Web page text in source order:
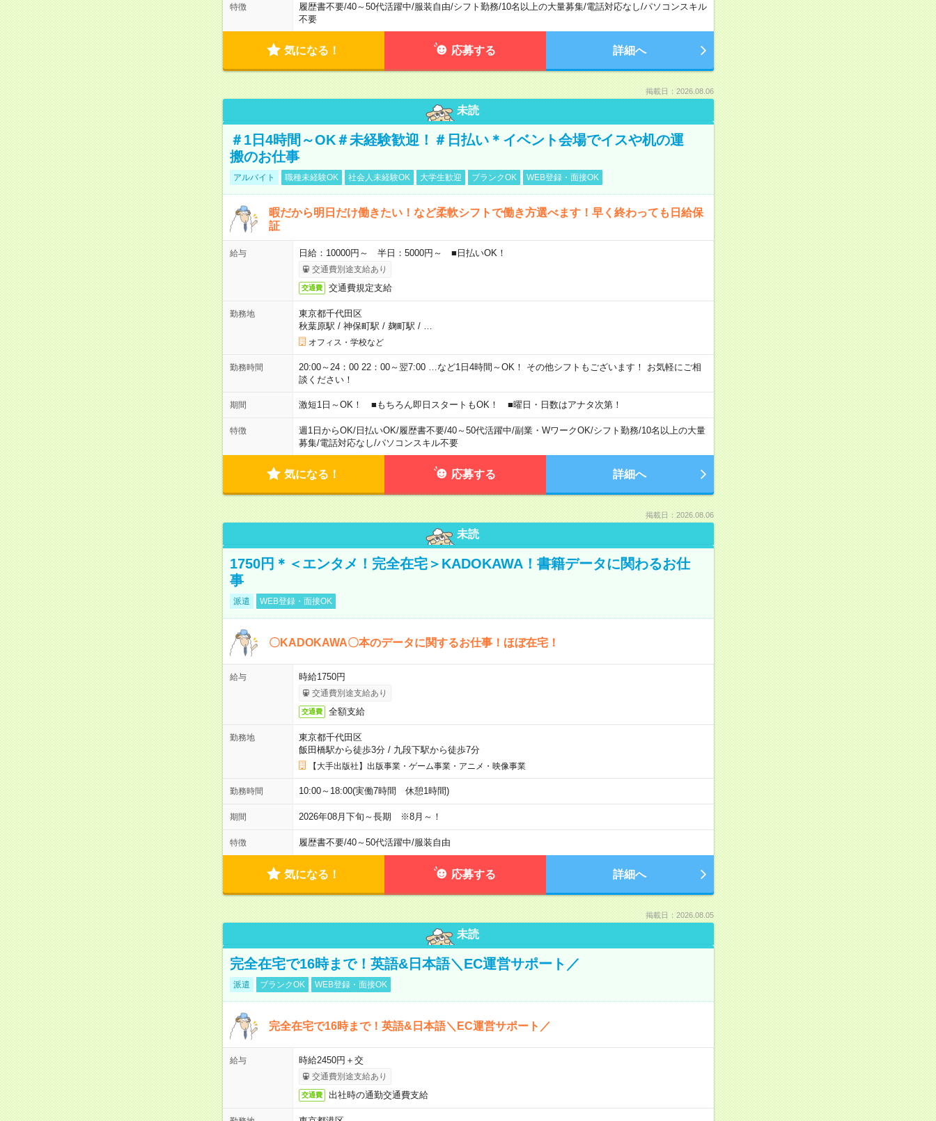
特徴 履歴書不要/40～50代活躍中/服装自由/シフト勤務/10名以上の大量募集/電話対応なし/パソコンスキル
不要
気になる！ 応募する 詳細へ
掲載日：2026.08.06
未読
＃1日4時間～OK＃未経験歓迎！＃日払い＊イベント会場でイスや机の運
搬のお仕事
アルバイト 職種未経験OK 社会人未経験OK 大学生歓迎 ブランクOK WEB登録・面接OK
暇だから明日だけ働きたい！など柔軟シフトで働き方選べます！早く終わっても日給保
証
給与 日給：10000円～ 半日：5000円～ ■日払いOK！
交通費別途支給あり
交通費 交通費規定支給
勤務地
東京都千代田区
秋葉原駅 / 神保町駅 / 麹町駅 /
オフィス・学校など
勤務時間
20:00～24：00 22：00～翌7:00 …など1日4時間～OK！ その他シフトもございます！ お気軽にご相
談ください！
期間 激短1日～OK！ ■もちろん即日スタートもOK！ ■曜日・日数はアナタ次第！
特徴 週1日からOK/日払いOK/履歴書不要/40～50代活躍中/副業・WワークOK/シフト勤務/10名以上の大量
募集/電話対応なし/パソコンスキル不要
気になる！ 応募する 詳細へ
掲載日：2026.08.06
未読
1750円＊＜エンタメ！完全在宅＞KADOKAWA！書籍データに関わるお仕
事
派遣 WEB登録・面接OK
〇KADOKAWA〇本のデータに関するお仕事！ほぼ在宅！
給与 時給1750円
交通費別途支給あり
交通費 全額支給
勤務地
東京都千代田区
飯田橋駅から徒歩3分/ 九段下駅から徒歩7分
【大手出版社】出版事業・ゲーム事業・アニメ・映像事業
勤務時間 10:00～18:00(実働7時間 休憩1時間)
期間 2026年08月下旬～長期 ※8月～！
特徴 履歴書不要/40～50代活躍中/服装自由
気になる！ 応募する 詳細へ
掲載日：2026.08.05
未読
完全在宅で16時まで！英語&日本語＼EC運営サポート／
派遣 ブランクOK WEB登録・面接OK
完全在宅で16時まで！英語&日本語＼EC運営サポート／
給与 時給2450円＋交
交通費別途支給あり
交通費 出社時の通勤交通費支給